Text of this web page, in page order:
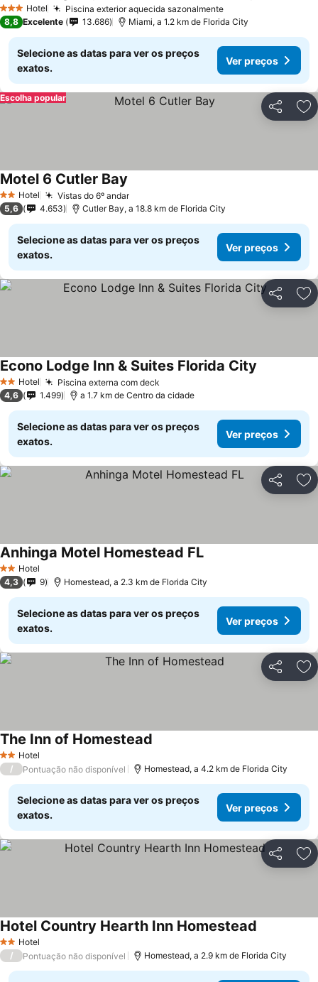
3 EstrelasHotel Piscina exterior aquecida sazonalmenteVer preços
Ver preços
8,8 Excelente 13.686 Miami, a 1.2 km de Florida City
Selecione as datas para ver os preços
exatos.
Ver preços
Partilhar
Escolha popular
2 Estrelas
Hotel Vistas do 6º andarVer preços
Motel 6 Cutler Bay
5,6 4.653 Cutler Bay, a 18.8 km de Florida City
Selecione as datas para ver os preços
exatos.
Ver preços
Partilhar
2 Estrelas
Hotel Piscina externa com deck
Econo Lodge Inn & Suites Florida City
4,6 1.499 a 1.7 km de Centro da cidade
Selecione as datas para ver os preços
exatos.
Ver preços
Partilhar
2 Estrelas
Hotel
Anhinga Motel Homestead FLVer preços
4,3 9 Homestead, a 2.3 km de Florida City
Selecione as datas para ver os preços
exatos.
Ver preços
Partilhar
2 Estrelas
Hotel
The Inn of Homestead
/ Pontuação não disponível Homestead, a 4.2 km de Florida City
Selecione as datas para ver os preços
exatos.
Ver preços
Partilhar
2 Estrelas
Hotel
Hotel Country Hearth Inn Homestead
/ Pontuação não disponível Homestead, a 2.9 km de Florida City